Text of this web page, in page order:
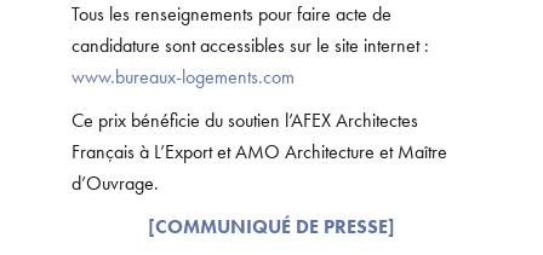
Tous les renseignements pour faire acte de
candidature sont accessibles sur le site internet :
www.bureaux-logements.com
Ce prix bénéficie du soutien l’AFEX Architectes
Français à L’Export et AMO Architecture et Maître
d’Ouvrage.
[COMMUNIQUÉ DE PRESSE]